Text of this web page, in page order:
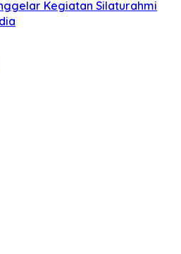
Kegiatan Silaturahmi